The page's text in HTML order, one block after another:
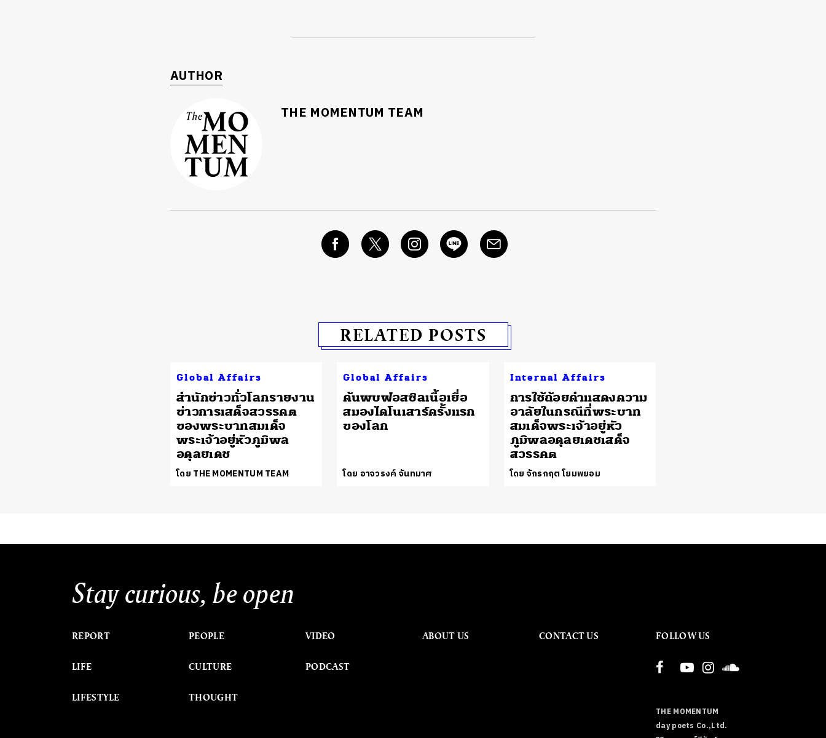
AUTHOR
THE MOMENTUM TEAM
RELATED POSTS
Global Affairs
สำนักข่าวทั่วโลกรายงาน
ข่าวการเสด็จสวรรคต
ของพระบาทสมเด็จ
พระเจ้าอยู่หัวภูมิพล
อดุลยเดช
โดย THE MOMENTUM TEAM
Global Affairs
ค้นพบฟอสซิลเนื้อเยื่อ
สมองไดโนเสาร์ครั้งแรก
ของโลก
โดย อาจวรงค์ จันทมาศ
Internal Affairs
การใช้ถ้อยคำแสดงความ
อาลัยในกรณีที่พระบาท
สมเด็จพระเจ้าอยู่หัว
ภูมิพลอดุลยเดชเสด็จ
สวรรคต
โดย จักรกฤต โยมพยอม
Stay curious, be open
REPORT
LIFE
LIFESTYLE
PEOPLE
CULTURE
THOUGHT
VIDEO
PODCAST
ABOUT US CONTACT US FOLLOW US
THE MOMENTUM
day poets Co.,Ltd.